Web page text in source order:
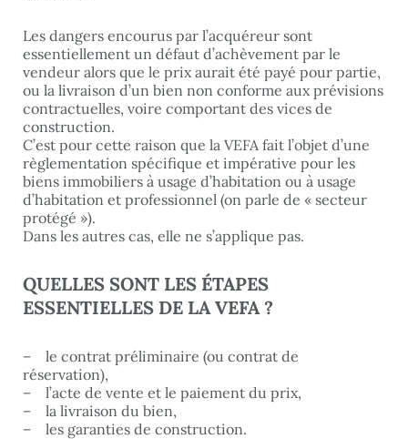
Les dangers encourus par l’acquéreur sont
essentiellement un défaut d’achèvement par le
vendeur alors que le prix aurait été payé pour partie,
ou la livraison d’un bien non conforme aux prévisions
contractuelles, voire comportant des vices de
construction.
C’est pour cette raison que la VEFA fait l’objet d’une
règlementation spécifique et impérative pour les
biens immobiliers à usage d’habitation ou à usage
d’habitation et professionnel (on parle de « secteur
protégé »).
Dans les autres cas, elle ne s’applique pas.
QUELLES SONT LES ÉTAPES
ESSENTIELLES DE LA VEFA ?
–
le contrat préliminaire (ou contrat de
réservation),
– l’acte de vente et le paiement du prix,
– la livraison du bien,
– les garanties de construction.